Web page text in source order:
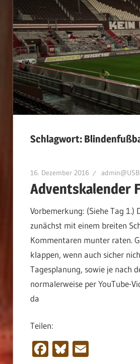
Schlagwort:
16. Dezember 2016
Adventskalender
Vorbemerkung: (Siehe Tag
zunächst mit einem breiten
Kommentaren munter raten.
klappen, wenn auch sicher
Tagesplanung, sowie je nach
normalerweise per YouTube-
da
Teilen:
Facebook
Bluesky
Email